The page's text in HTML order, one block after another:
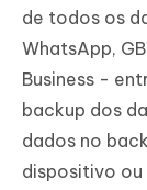
de todos os
WhatsApp,
Business -
backup dos
dados no
dispositivo ou